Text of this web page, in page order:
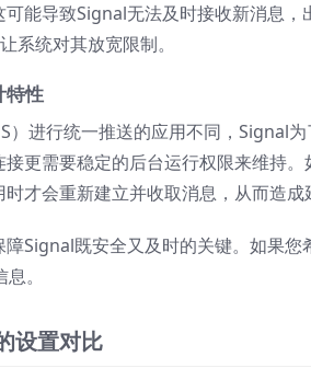
可能导致Signal无法及时接收新消息
系统对其放宽限制。
特性
）进行统一推送的应用不同，Signal
更需要稳定的后台运行权限来维持
才会重新建立并收取消息，从而造成
Signal既安全又及时的关键。如果
。
设置对比